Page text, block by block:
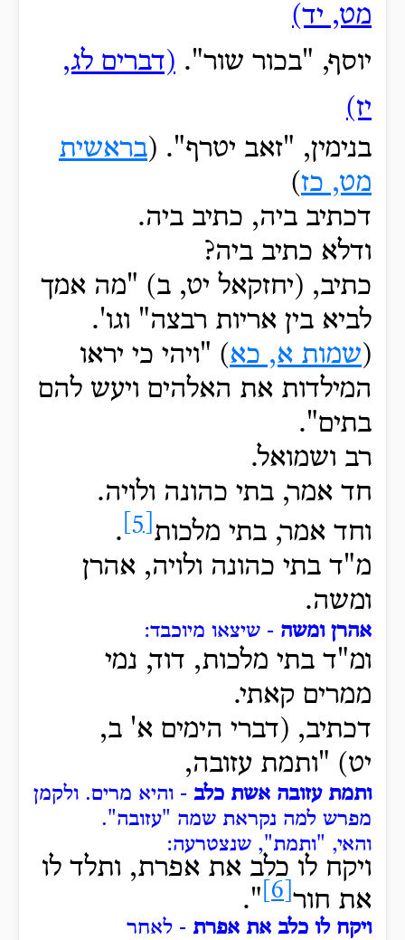
מט, יד)
יוסף, "בכור שור". (דברים לג,
יז)
בנימין, "זאב יטרף". (בראשית
מט, כז)
דכתיב ביה, כתיב ביה.
ודלא כתיב ביה?
כתיב, (יחזקאל יט, ב) "מה אמך
לביא בין אריות רבצה" וגו'.
(שמות א, כא) "ויהי כי יראו
המילדות את האלהים ויעש להם
בתים".
רב ושמואל.
חד אמר, בתי כהונה ולויה.
וחד אמר, בתי מלכות
.
מ"ד בתי כהונה ולויה, אהרן
ומשה.
אהרן ומשה - שיצאו מיוכבד:
ומ"ד בתי מלכות, דוד, נמי
ממרים קאתי.
דכתיב, (דברי הימים א' ב,
יט) "ותמת עזובה,
ותמת עזובה אשת כלב - והיא מרים. ולקמן
מפרש למה נקראת שמה "עזובה".
והאי, "ותמת", שנצטרעה:
ויקח לו כלב את אפרת, ותלד לו
את חור
".
ויקח לו כלב את אפרת - לאחר